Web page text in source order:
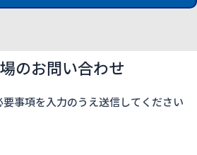
のお問い合わせ
事項を入力のうえ送信してください